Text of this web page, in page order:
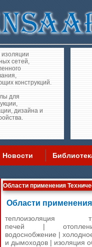
сетей,
конструкций.
для
дизайна и
Новости
Области применения
Области
теплоизоляция
печей |
водоснобжение |
и дымоходов | изоляция